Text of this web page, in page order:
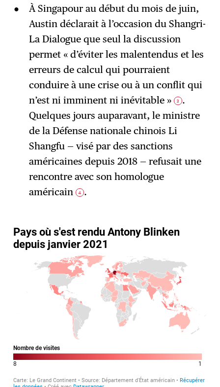
À Singapour au début du mois de juin,
Austin déclarait à l’occasion du Shangri-
La Dialogue que seul la discussion
permet « d’éviter les malentendus et les
erreurs de calcul qui pourraient
conduire à une crise ou à un conflit qui
n’est ni imminent ni inévitable »
3 .
Quelques jours auparavant, le ministre
de la Défense nationale chinois Li
Shangfu — visé par des sanctions
américaines depuis 2018 — refusait une
rencontre avec son homologue
américain
4 .